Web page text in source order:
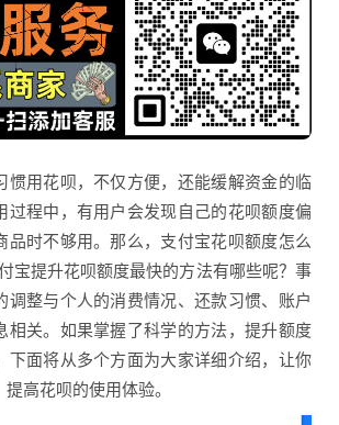
惯用花呗，不仅方便，还能缓解资金的临
过程中，有用户会发现自己的花呗额度偏
品时不够用。那么，支付宝花呗额度怎么
宝提升花呗额度最快的方法有哪些呢？事
调整与个人的消费情况、还款习惯、账户
相关。如果掌握了科学的方法，提升额度
下面将从多个方面为大家详细介绍，让你
高花呗的使用体验。